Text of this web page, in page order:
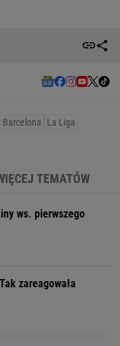
Barcelona
La Liga
TEMATÓW
ws. pierwszego
zareagowała